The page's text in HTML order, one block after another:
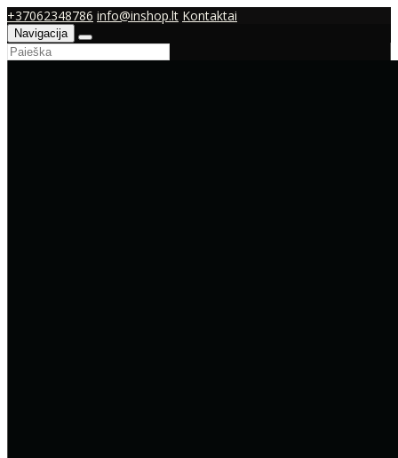
+37062348786 info@inshop.lt Kontaktai
Navigacija